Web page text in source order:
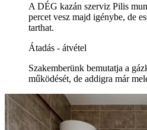
A DÉG kazán szerviz Pilis
percet vesz majd igénybe, de
tarthat.
Átadás - átvétel
Szakemberünk bemutatja a
működését, de addigra már